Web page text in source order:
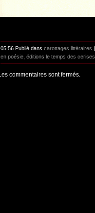
05:56 Publié dans carottages littéraires
en poésie, éditions le temps des cerises
Les commentaires sont fermés.